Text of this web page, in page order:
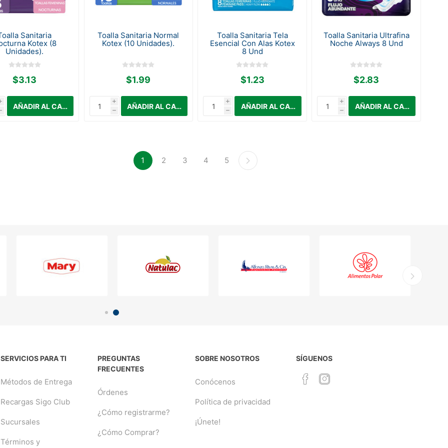
Sanitaria
Kotex (8
Unidades).
$3.13
Toalla Sanitaria Normal
Kotex (10 Unidades).
$1.99
i
h
Toalla Sanitaria Tela
Esencial Con Alas Kotex
8 Und
$1.23
i
h
Toalla Sanitaria Ultrafina
Noche Always 8 Und
$2.83
i
h
1 2 3 4 5
SERVICIOS PARA TI
Métodos de Entrega
Recargas Sigo Club
Sucursales
Términos y
PREGUNTAS
FRECUENTES
Órdenes
¿Cómo registrarme?
¿Cómo Comprar?
SOBRE NOSOTROS
Conócenos
Política de privacidad
¡Únete!
SÍGUENOS